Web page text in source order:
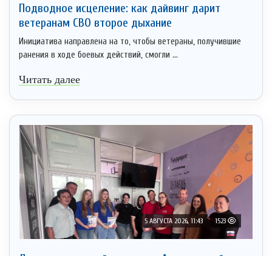
Подводное исцеление: как дайвинг дарит
ветеранам СВО второе дыхание
Инициатива направлена на то, чтобы ветераны, получившие
ранения в ходе боевых действий, смогли ...
Читать далее
5 АВГУСТА 2026, 11:43 1523